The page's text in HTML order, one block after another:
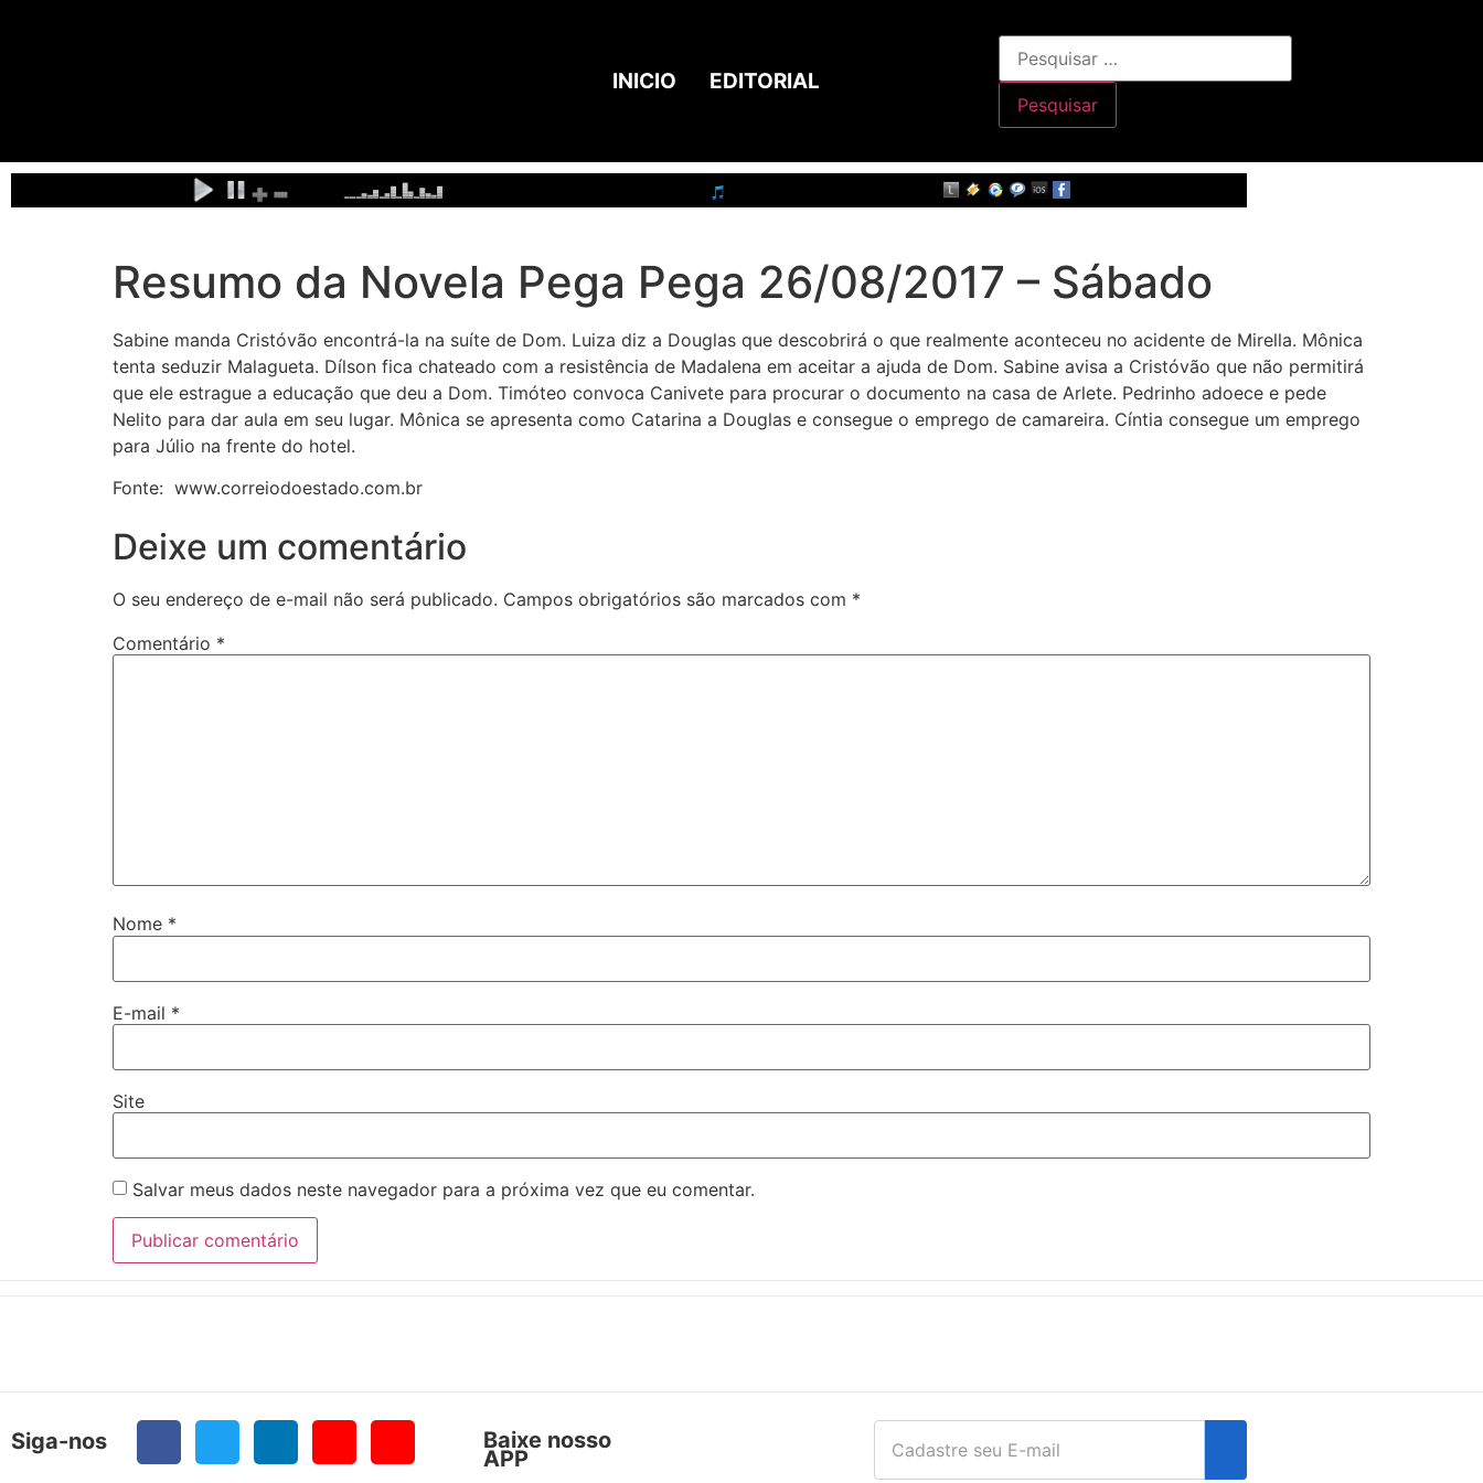
INICIO EDITORIAL
Resumo da Novela Pega Pega 26/08/2017 – Sábado
Sabine manda Cristóvão encontrá-la na suíte de Dom. Luiza diz a Douglas que descobrirá o que realmente aconteceu no acidente de Mirella. Mônica
tenta seduzir Malagueta. Dílson fica chateado com a resistência de Madalena em aceitar a ajuda de Dom. Sabine avisa a Cristóvão que não permitirá
que ele estrague a educação que deu a Dom. Timóteo convoca Canivete para procurar o documento na casa de Arlete. Pedrinho adoece e pede
Nelito para dar aula em seu lugar. Mônica se apresenta como Catarina a Douglas e consegue o emprego de camareira. Cíntia consegue um emprego
para Júlio na frente do hotel.
Fonte: www.correiodoestado.com.br
Deixe um comentário
O seu endereço de e-mail não será publicado. Campos obrigatórios são marcados com *
Comentário *
Nome *
E-mail *
Site
Salvar meus dados neste navegador para a próxima vez que eu comentar.
Siga-nos Baixe nosso
APP